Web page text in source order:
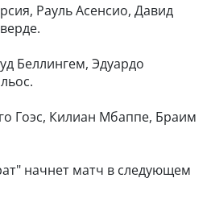
Рауль Асенсио, Давид
Беллингем, Эдуардо
Гоэс, Килиан Мбаппе, Браим
начнет матч в следующем